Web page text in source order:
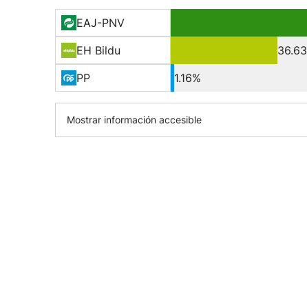
EAJ-PNV
EH Bildu
PP
1.16%
Mostrar información accesible